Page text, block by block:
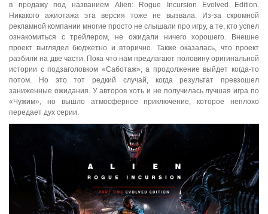
в продажу под названием Alien: Rogue Incursion Evolved Edition.
Никакого ажиотажа эта версия тоже не вызвала. Из-за скромной
рекламной компании многие просто не слышали про игру, а те, кто успел
ознакомиться с трейлером, не ожидали ничего хорошего. Внешне
проект выглядел бюджетно и вторично. Также оказалась, что проект
разбили на две части. Пока что нам предлагают половину оригинальной
истории с подзаголовком «Саботаж», а продолжение выйдет когда-то
потом. Но это тот редкий случай, когда результат превзошел
заниженные ожидания. У авторов хоть и не получилась лучшая игра по
«Чужим», но вышло атмосферное приключение, которое неплохо
передает дух серии.